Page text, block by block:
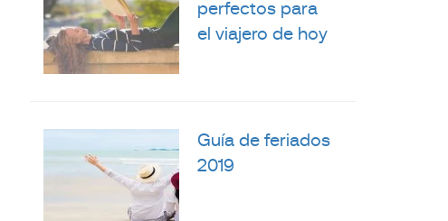
perfectos para
el viajero de hoy
Guía de feriados
2019